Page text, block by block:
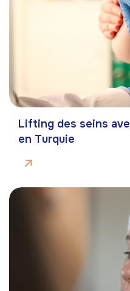
Lifting des seins
en Turquie